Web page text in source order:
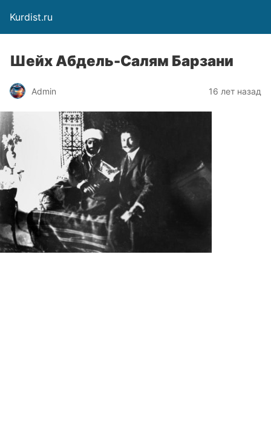
Kurdist.ru
Шейх Абдель-Салям Барзани
Admin 16 лет назад